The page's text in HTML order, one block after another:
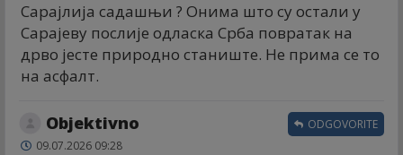
Сарајлија садашњи ? Онима што су остали у
Сарајеву послије одласка Срба повратак на
дрво јесте природно станиште. Не прима се то
на асфалт.
Objektivno
09.07.2026 09:28
ODGOVORITE